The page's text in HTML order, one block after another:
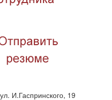
И.Гаспринского, 19